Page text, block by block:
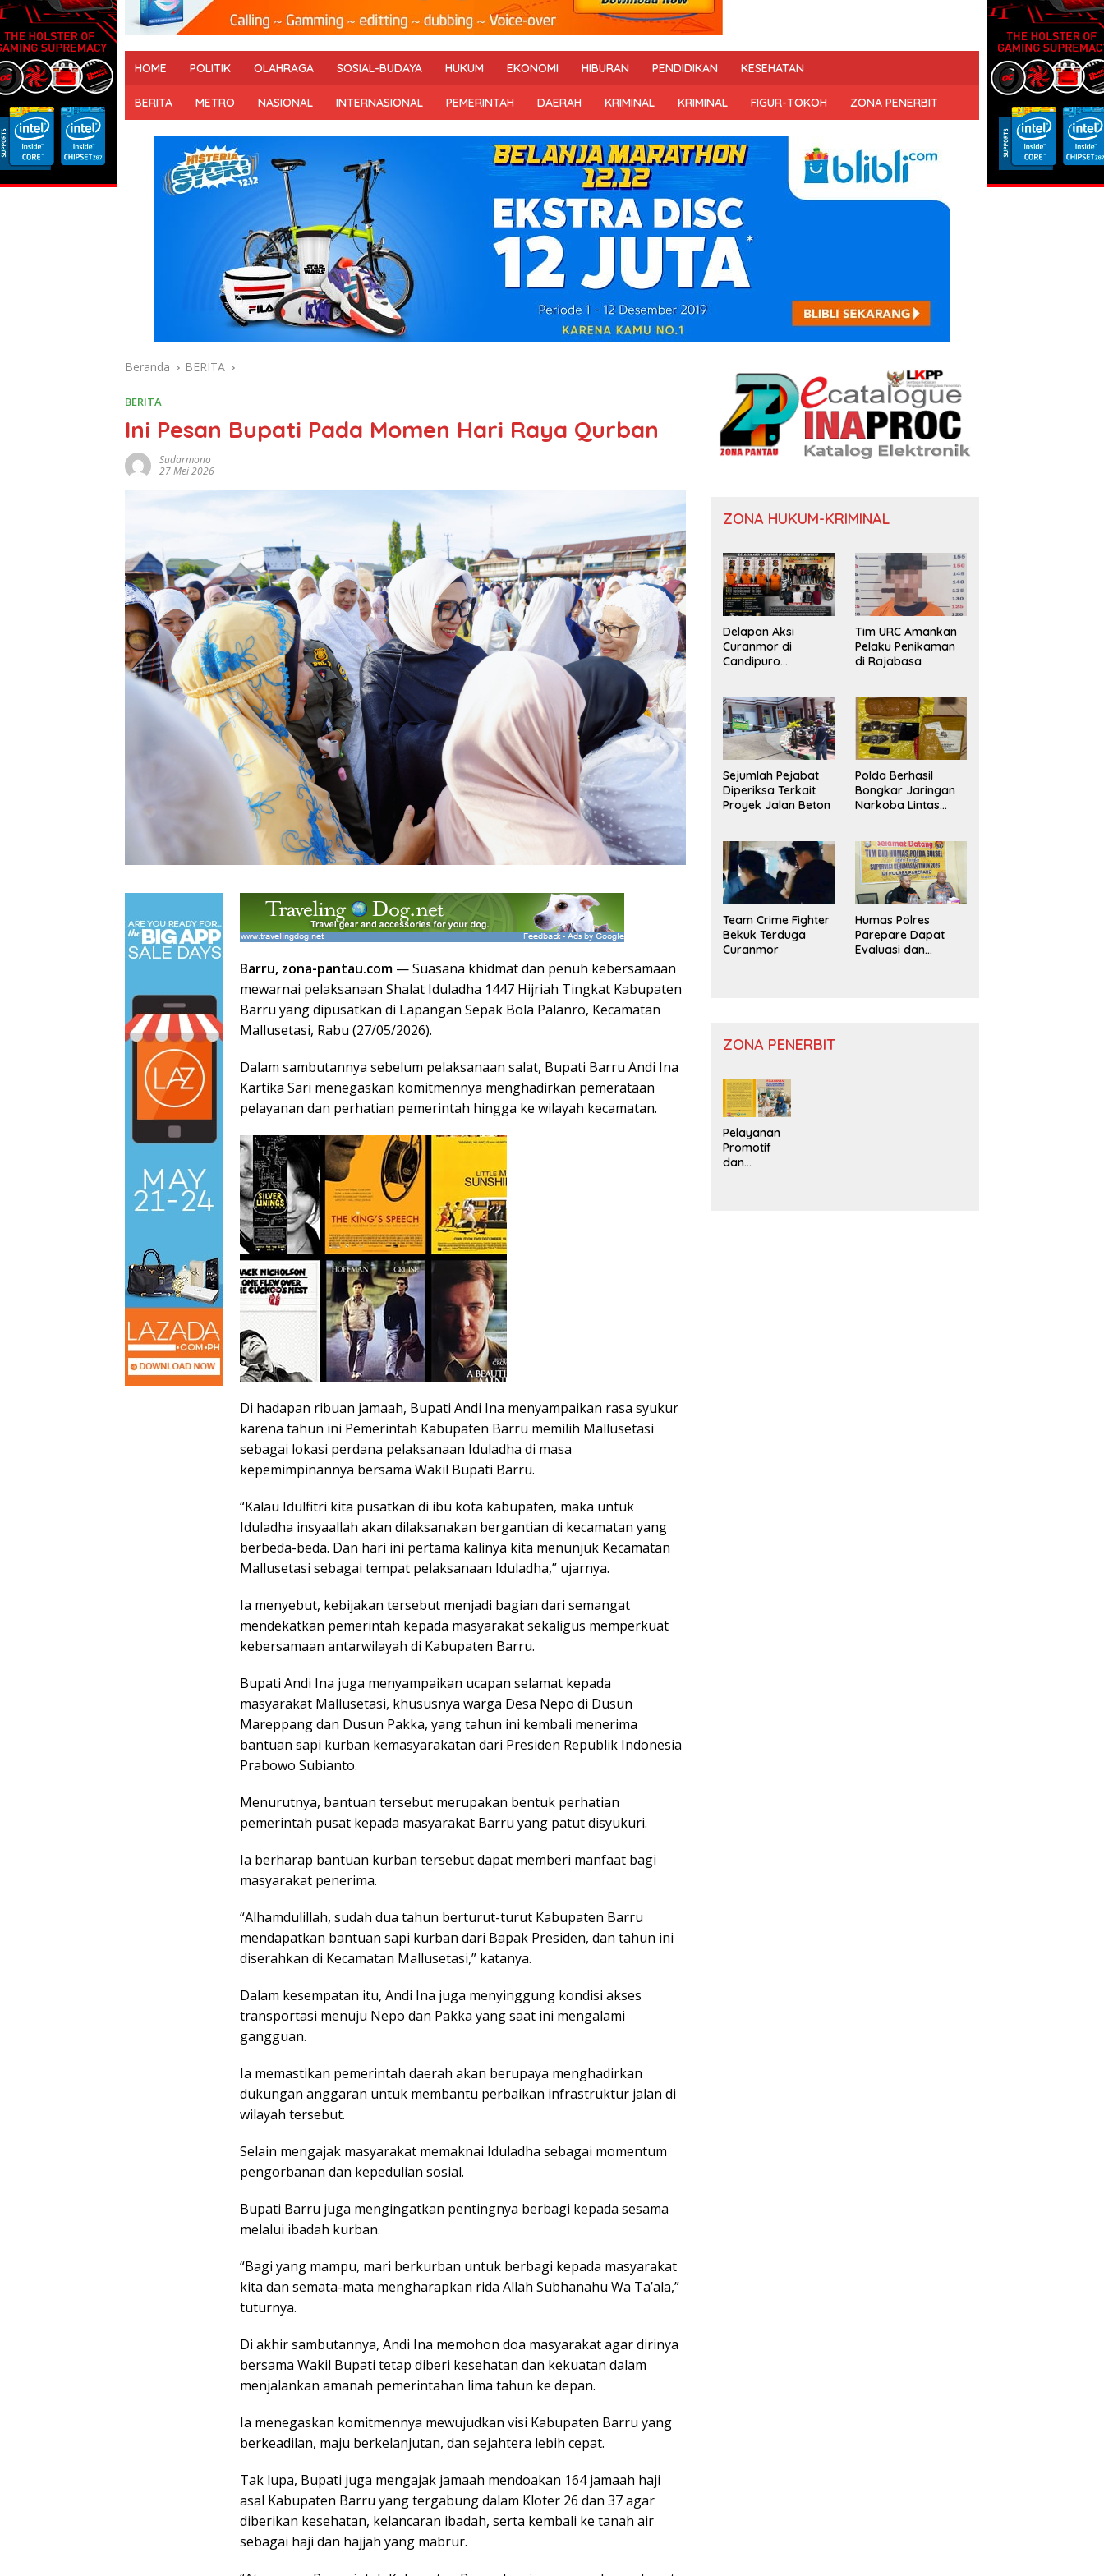
HOME POLITIK OLAHRAGA SOSIAL-BUDAYA HUKUM EKONOMI HIBURAN PENDIDIKAN KESEHATAN
BERITA METRO NASIONAL INTERNASIONAL PEMERINTAH DAERAH KRIMINAL KRIMINAL FIGUR-TOKOH ZONA PENERBIT
Beranda BERITA
BERITA
Ini Pesan Bupati Pada Momen Hari Raya Qurban
Sudarmono
27 Mei 2026
Barru, zona-pantau.com — Suasana khidmat dan penuh kebersamaan
mewarnai pelaksanaan Shalat Iduladha 1447 Hijriah Tingkat Kabupaten
Barru yang dipusatkan di Lapangan Sepak Bola Palanro, Kecamatan
Mallusetasi, Rabu (27/05/2026).
Dalam sambutannya sebelum pelaksanaan salat, Bupati Barru Andi Ina
Kartika Sari menegaskan komitmennya menghadirkan pemerataan
pelayanan dan perhatian pemerintah hingga ke wilayah kecamatan.
Di hadapan ribuan jamaah, Bupati Andi Ina menyampaikan rasa syukur
karena tahun ini Pemerintah Kabupaten Barru memilih Mallusetasi
sebagai lokasi perdana pelaksanaan Iduladha di masa
kepemimpinannya bersama Wakil Bupati Barru.
“Kalau Idulfitri kita pusatkan di ibu kota kabupaten, maka untuk
Iduladha insyaallah akan dilaksanakan bergantian di kecamatan yang
berbeda-beda. Dan hari ini pertama kalinya kita menunjuk Kecamatan
Mallusetasi sebagai tempat pelaksanaan Iduladha,” ujarnya.
Ia menyebut, kebijakan tersebut menjadi bagian dari semangat
mendekatkan pemerintah kepada masyarakat sekaligus memperkuat
kebersamaan antarwilayah di Kabupaten Barru.
Bupati Andi Ina juga menyampaikan ucapan selamat kepada
masyarakat Mallusetasi, khususnya warga Desa Nepo di Dusun
Mareppang dan Dusun Pakka, yang tahun ini kembali menerima
bantuan sapi kurban kemasyarakatan dari Presiden Republik Indonesia
Prabowo Subianto.
Menurutnya, bantuan tersebut merupakan bentuk perhatian
pemerintah pusat kepada masyarakat Barru yang patut disyukuri.
Ia berharap bantuan kurban tersebut dapat memberi manfaat bagi
masyarakat penerima.
“Alhamdulillah, sudah dua tahun berturut-turut Kabupaten Barru
mendapatkan bantuan sapi kurban dari Bapak Presiden, dan tahun ini
diserahkan di Kecamatan Mallusetasi,” katanya.
Dalam kesempatan itu, Andi Ina juga menyinggung kondisi akses
transportasi menuju Nepo dan Pakka yang saat ini mengalami
gangguan.
Ia memastikan pemerintah daerah akan berupaya menghadirkan
dukungan anggaran untuk membantu perbaikan infrastruktur jalan di
wilayah tersebut.
Selain mengajak masyarakat memaknai Iduladha sebagai momentum
pengorbanan dan kepedulian sosial.
Bupati Barru juga mengingatkan pentingnya berbagi kepada sesama
melalui ibadah kurban.
“Bagi yang mampu, mari berkurban untuk berbagi kepada masyarakat
kita dan semata-mata mengharapkan rida Allah Subhanahu Wa Ta’ala,”
tuturnya.
Di akhir sambutannya, Andi Ina memohon doa masyarakat agar dirinya
bersama Wakil Bupati tetap diberi kesehatan dan kekuatan dalam
menjalankan amanah pemerintahan lima tahun ke depan.
Ia menegaskan komitmennya mewujudkan visi Kabupaten Barru yang
berkeadilan, maju berkelanjutan, dan sejahtera lebih cepat.
Tak lupa, Bupati juga mengajak jamaah mendoakan 164 jamaah haji
asal Kabupaten Barru yang tergabung dalam Kloter 26 dan 37 agar
diberikan kesehatan, kelancaran ibadah, serta kembali ke tanah air
sebagai haji dan hajjah yang mabrur.
ZONA HUKUM-KRIMINAL
Delapan Aksi
Curanmor di
Candipuro
Tim URC Amankan
Pelaku Penikaman
di Rajabasa
Sejumlah Pejabat
Diperiksa Terkait
Proyek Jalan Beton
Polda Berhasil
Bongkar Jaringan
Narkoba Lintas
Team Crime Fighter
Bekuk Terduga
Curanmor
Humas Polres
Parepare Dapat
Evaluasi dan
ZONA PENERBIT
Pelayanan
Promotif
dan